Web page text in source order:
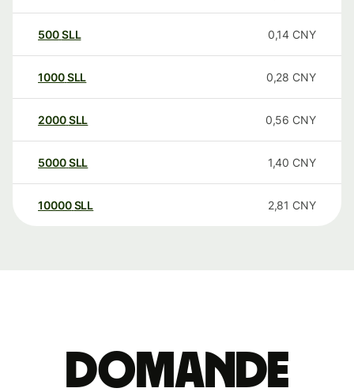
500SLL 0,14 CNY
1000SLL 0,28 CNY
2000SLL 0,56 CNY
5000SLL 1,40 CNY
10000 SLL 2,81 CNY
Domande